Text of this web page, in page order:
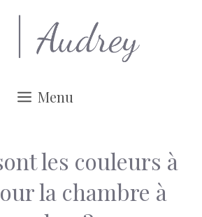
Menu
les couleurs à
la chambre à